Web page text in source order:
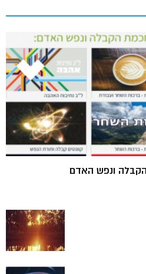
הקבלה ונפש האדם